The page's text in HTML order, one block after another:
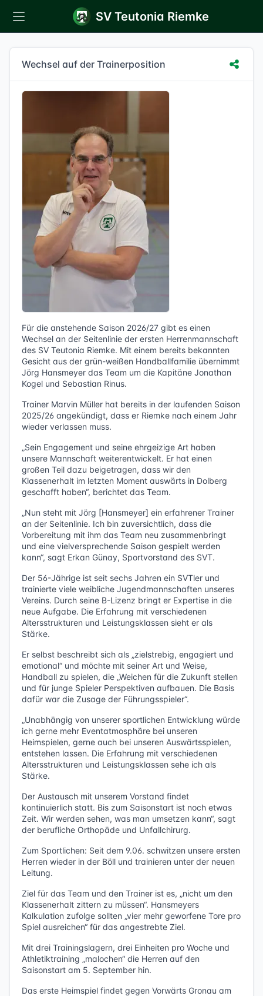
SV Teutonia Riemke
Wechsel auf der Trainerposition
Für die anstehende Saison 2026/27 gibt es einen
Wechsel an der Seitenlinie der ersten Herrenmannschaft
des SV Teutonia Riemke. Mit einem bereits bekannten
Gesicht aus der grün-weißen Handballfamilie übernimmt
Jörg Hansmeyer das Team um die Kapitäne Jonathan
Kogel und Sebastian Rinus.
Trainer Marvin Müller hat bereits in der laufenden Saison
2025/26 angekündigt, dass er Riemke nach einem Jahr
wieder verlassen muss.
„Sein Engagement und seine ehrgeizige Art haben
unsere Mannschaft weiterentwickelt. Er hat einen
großen Teil dazu beigetragen, dass wir den
Klassenerhalt im letzten Moment auswärts in Dolberg
geschafft haben“, berichtet das Team.
„Nun steht mit Jörg [Hansmeyer] ein erfahrener Trainer
an der Seitenlinie. Ich bin zuversichtlich, dass die
Vorbereitung mit ihm das Team neu zusammenbringt
und eine vielversprechende Saison gespielt werden
kann“, sagt Erkan Günay, Sportvorstand des SVT.
Der 56-Jährige ist seit sechs Jahren ein SVTler und
trainierte viele weibliche Jugendmannschaften unseres
Vereins. Durch seine B-Lizenz bringt er Expertise in die
neue Aufgabe. Die Erfahrung mit verschiedenen
Altersstrukturen und Leistungsklassen sieht er als
Stärke.
Er selbst beschreibt sich als „zielstrebig, engagiert und
emotional“ und möchte mit seiner Art und Weise,
Handball zu spielen, die „Weichen für die Zukunft stellen
und für junge Spieler Perspektiven aufbauen. Die Basis
dafür war die Zusage der Führungsspieler“.
„Unabhängig von unserer sportlichen Entwicklung würde
ich gerne mehr Eventatmosphäre bei unseren
Heimspielen, gerne auch bei unseren Auswärtsspielen,
entstehen lassen. Die Erfahrung mit verschiedenen
Altersstrukturen und Leistungsklassen sehe ich als
Stärke.
Der Austausch mit unserem Vorstand findet
kontinuierlich statt. Bis zum Saisonstart ist noch etwas
Zeit. Wir werden sehen, was man umsetzen kann“, sagt
der berufliche Orthopäde und Unfallchirurg.
Zum Sportlichen: Seit dem 9.06. schwitzen unsere ersten
Herren wieder in der Böll und trainieren unter der neuen
Leitung.
Ziel für das Team und den Trainer ist es, „nicht um den
Klassenerhalt zittern zu müssen“. Hansmeyers
Kalkulation zufolge sollten „vier mehr geworfene Tore pro
Spiel ausreichen“ für das angestrebte Ziel.
Mit drei Trainingslagern, drei Einheiten pro Woche und
Athletiktraining „malochen“ die Herren auf den
Saisonstart am 5. September hin.
Das erste Heimspiel findet gegen Vorwärts Gronau am